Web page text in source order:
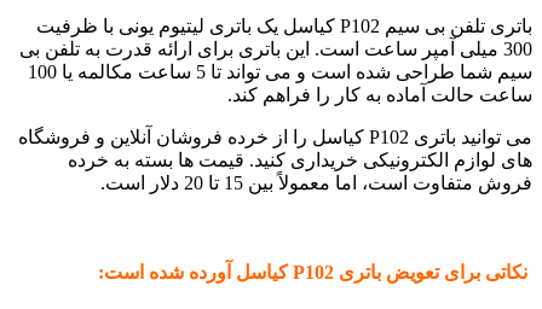
باتری تلفن بی سیم P102 کیاسل یک باتری لیتیوم یونی با ظرفیت
300 میلی آمپر ساعت است. این باتری برای ارائه قدرت به تلفن بی
سیم شما طراحی شده است و می تواند تا 5 ساعت مکالمه یا 100
ساعت حالت آماده به کار را فراهم کند.
می توانید باتری P102 کیاسل را از خرده فروشان آنلاین و فروشگاه
های لوازم الکترونیکی خریداری کنید. قیمت ها بسته به خرده
فروش متفاوت است، اما معمولاً بین 15 تا 20 دلار است.
نکاتی برای تعویض باتری P102 کیاسل آورده شده است: